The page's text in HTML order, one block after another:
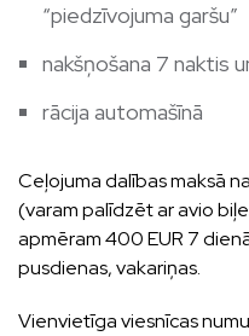
“piedzīvojuma garšu”
nakšņošana 7 naktis
rācija automašīnā
Ceļojuma dalības maksā
(varam palīdzēt ar avio
apmēram 400 EUR 7
pusdienas, vakariņas.
Vienvietīga viesnīcas